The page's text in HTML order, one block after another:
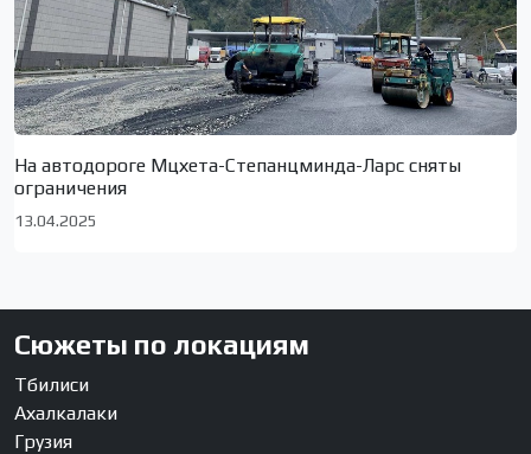
На автодороге Мцхета-Степанцминда-Ларс сняты
ограничения
13.04.2025
Сюжеты по локациям
Тбилиси
Ахалкалаки
Грузия